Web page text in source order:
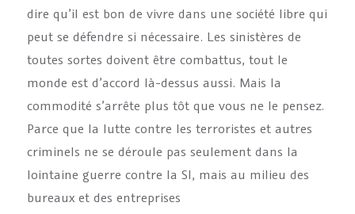
dire qu’il est bon de vivre dans une société libre qui
peut se défendre si nécessaire. Les sinistères de
toutes sortes doivent être combattus, tout le
monde est d’accord là-dessus aussi. Mais la
commodité s’arrête plus tôt que vous ne le pensez.
Parce que la lutte contre les terroristes et autres
criminels ne se déroule pas seulement dans la
lointaine guerre contre la SI, mais au milieu des
bureaux et des entreprises